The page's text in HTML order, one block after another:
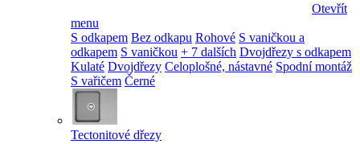
Otevřít
menu
S odkapem Bez odkapu Rohové S vaničkou a
odkapem S vaničkou + 7 dalších Dvojdřezy s odkapem
Kulaté Dvojdřezy Celoplošné, nástavné Spodní montáž
S vařičem Černé
Tectonitové dřezy